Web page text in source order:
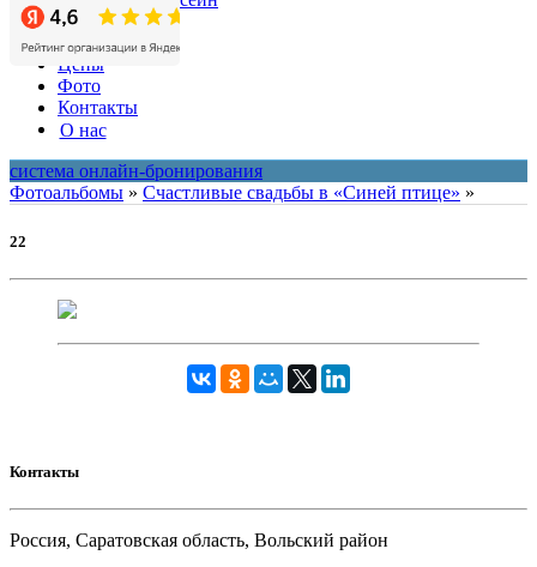
Бизнес-центр
Акции
Цены
Фото
Контакты
О нас
система онлайн-бронирования
Фотоальбомы » Счастливые свадьбы в «Синей птице» »
22
Контакты
Россия, Саратовская область, Вольский район